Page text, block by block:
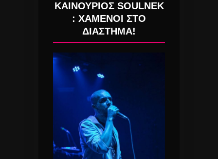
ΚΑΙΝΟΥΡΙΟΣ SOULNEK
: ΧΑΜΕΝΟΙ ΣΤΟ
ΔΙΑΣΤΗΜΑ!